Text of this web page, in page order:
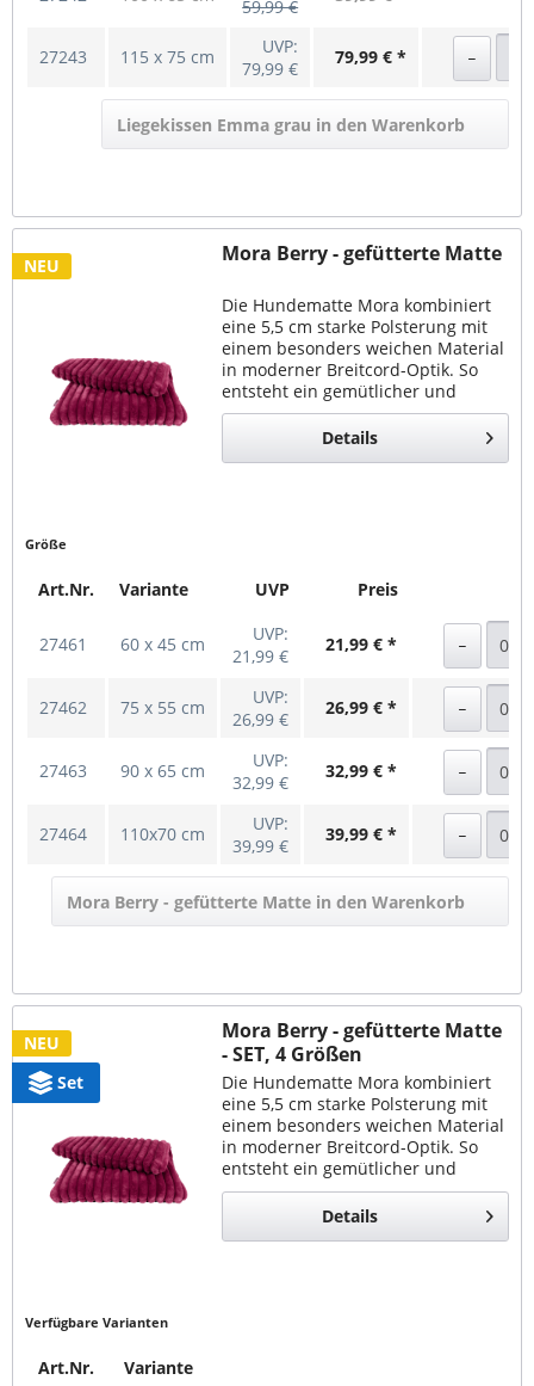
59,99 €
27243 115 x 75 cm
UVP:
79,99 €
79,99 € *
Liegekissen Emma grau in den Warenkorb
NEU Mora Berry - gefütterte Matte
Die Hundematte Mora kombiniert
eine 5,5 cm starke Polsterung mit
einem besonders weichen Material
in moderner Breitcord-Optik. So
entsteht ein gemütlicher und
komfortabler Liegeplatz für jeden
Tag. Bequem & vielseitig Mora
Details
Größe
Art.Nr. Variante UVP Preis
27461 60 x 45 cm
UVP:
21,99 €
21,99 € *
27462 75 x 55 cm
UVP:
26,99 €
26,99 € *
27463 90 x 65 cm
UVP:
32,99 €
32,99 € *
27464 110x70 cm
UVP:
39,99 €
39,99 € *
Mora Berry - gefütterte Matte in den Warenkorb
NEU
Set
Mora Berry - gefütterte Matte
- SET, 4 Größen
Die Hundematte Mora kombiniert
eine 5,5 cm starke Polsterung mit
einem besonders weichen Material
in moderner Breitcord-Optik. So
entsteht ein gemütlicher und
komfortabler Liegeplatz für jeden
Tag. Bequem & vielseitig Mora
Details
Verfügbare Varianten
Art.Nr. Variante